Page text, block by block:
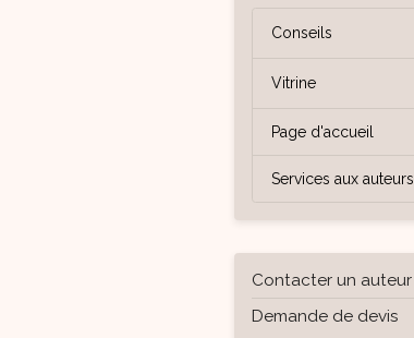
Conseils
Vitrine
Page d'accueil
Services aux auteurs
Contacter un auteur
Demande de devis